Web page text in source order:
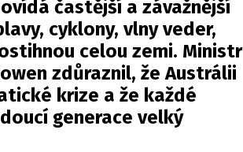
častější a závažnější
cyklony, vlny veder,
celou zemi. Ministr
zdůraznil, že Austrálii
krize a že každé
generace velký